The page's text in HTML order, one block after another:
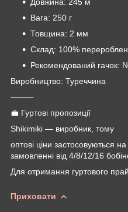
Вага: 250 г
Товщина: 2 мм
Склад: 100%
Рекомендований гачок:
Виробництво: Туреччина
⸻
💼 Гуртові пропозиції
Shikimiki — виробник, тому
оптові ціни застосовуються
замовленні від 4/8/12/16
Для отримання гуртового
Приховати